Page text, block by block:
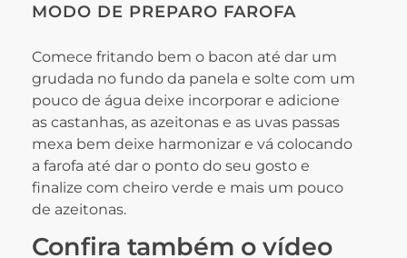
MODO DE PREPARO FAROFA
Comece fritando bem o bacon até dar um
grudada no fundo da panela e solte com um
pouco de água deixe incorporar e adicione
as castanhas, as azeitonas e as uvas passas
mexa bem deixe harmonizar e vá colocando
a farofa até dar o ponto do seu gosto e
finalize com cheiro verde e mais um pouco
de azeitonas.
Confira também o vídeo